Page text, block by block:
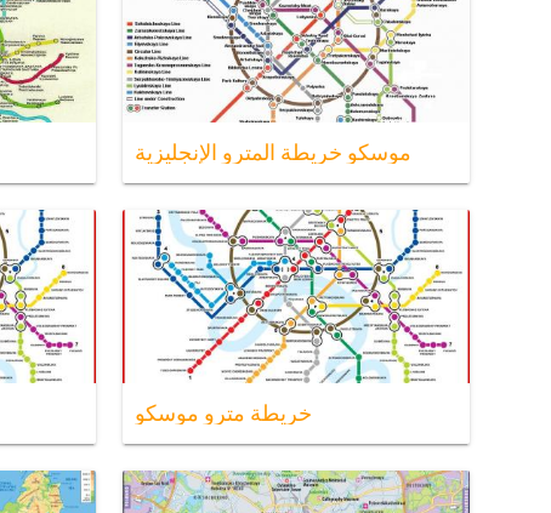
موسكو خريطة المترو الإنجليزية
خريطة مترو موسكو